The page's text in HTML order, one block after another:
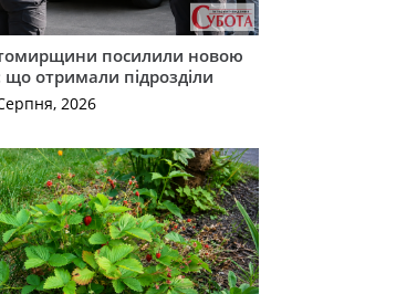
посилили новою
що отримали підрозділи
2026